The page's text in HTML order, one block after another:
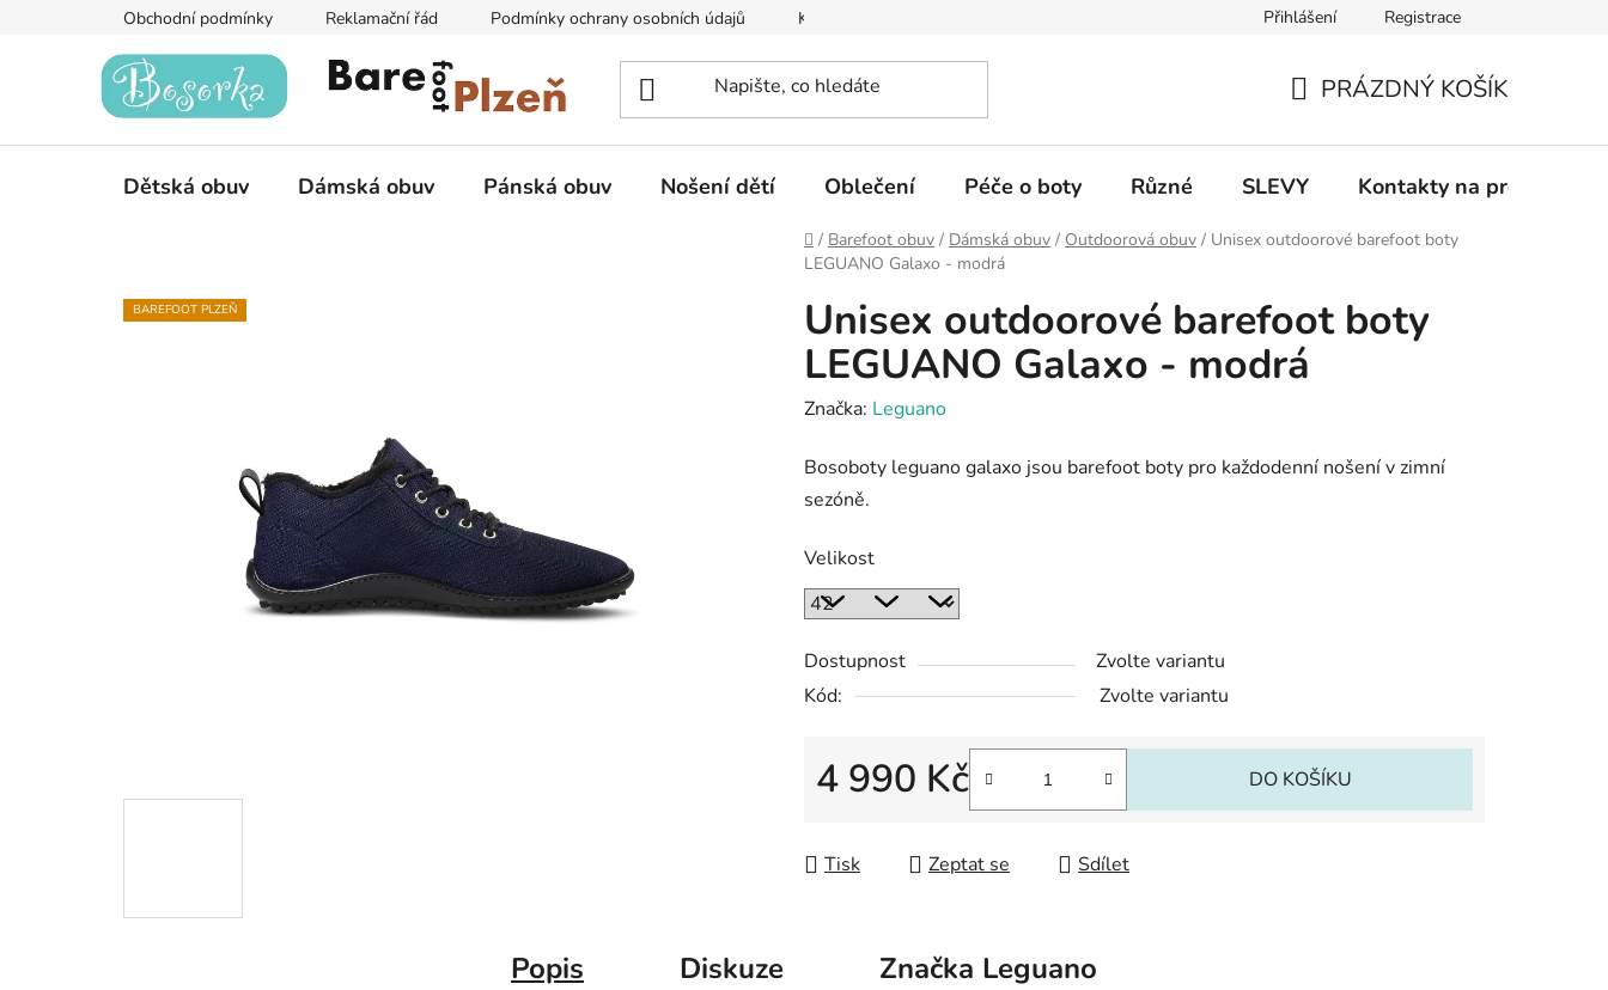
Obchodní podmínky Reklamační řád Podmínky ochrany osobních údajů Kontakty na prodejny Informace k on-line platbám Odstoupení od
Přihlášení Registrace
KOŠÍK
PRÁZDNÝ KOŠÍK
Dětská obuv Dámská obuv Pánská obuv Nošení dětí Oblečení Péče o boty Různé SLEVY Kontakty na prodejny
Domů
/ Barefoot obuv / Dámská obuv / Outdoorová obuv / Unisex outdoorové barefoot boty
LEGUANO Galaxo - modrá
Unisex outdoorové barefoot boty
LEGUANO Galaxo - modrá
Značka: Leguano
Bosoboty leguano galaxo jsou barefoot boty pro každodenní nošení v zimní
sezóně.
Velikost
Dostupnost
Zvolte variantu
Kód:
Zvolte variantu
4 990 Kč DO KOŠÍKU
Tisk Zeptat se Sdílet
BAREFOOT PLZEŇ
Popis Diskuze Značka Leguano